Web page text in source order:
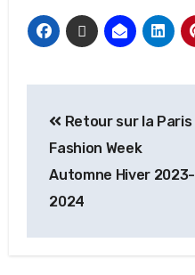
Retour sur la Paris
Fashion Week
Automne Hiver 2023-
2024